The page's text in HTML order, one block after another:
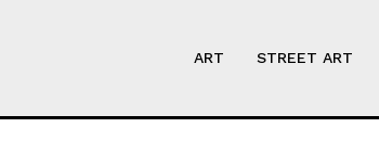
ART STREET ART